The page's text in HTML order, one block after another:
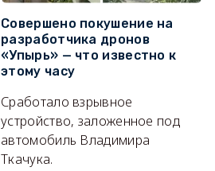
Совершено покушение на
разработчика дронов
«Упырь» — что известно к
этому часу
Сработало взрывное
устройство, заложенное под
автомобиль Владимира
Ткачука.